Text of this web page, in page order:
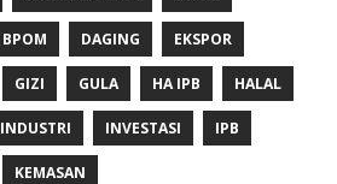
BPOM DAGING EKSPOR
GIZI GULA HA IPB HALAL
INDUSTRI INVESTASI IPB
KEMASAN